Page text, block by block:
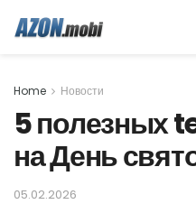
Home Новости
5 полезных
на День
05.02.2026